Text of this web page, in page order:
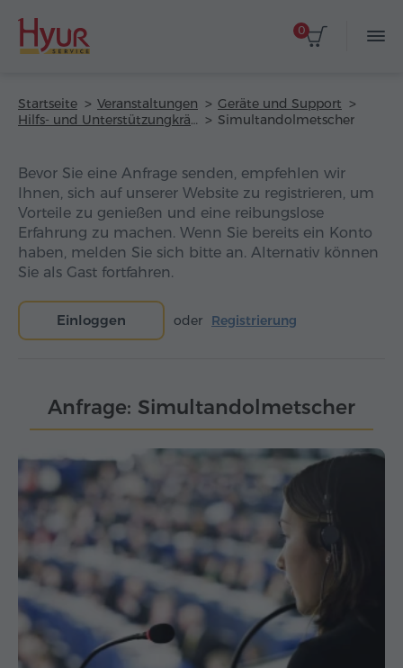
0
Startseite Veranstaltungen
Geräte und Support
Hilfs- und Unterstützungkräfte
Simultandolmetscher
Bevor Sie eine Anfrage senden, empfehlen wir
Ihnen, sich auf unserer Website zu registrieren, um
Vorteile zu genießen und eine reibungslose
Erfahrung zu machen. Wenn Sie bereits ein Konto
haben, melden Sie sich bitte an. Alternativ können
Sie als Gast fortfahren.
Einloggen oder Registrierung
Anfrage: Simultandolmetscher